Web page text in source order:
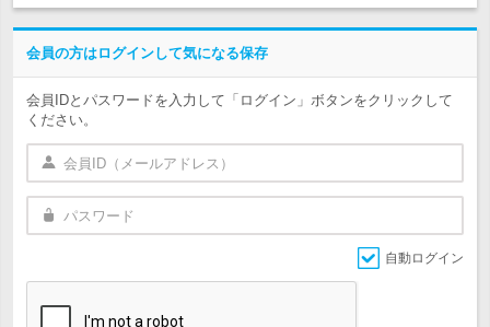
会員の方はログインして気になる保存
会員IDとパスワードを入力して「ログイン」ボタンをクリックして
ください。
自動ログイン